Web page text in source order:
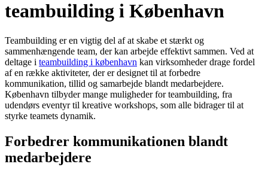
teambuilding i København
Teambuilding er en vigtig del af at skabe et stærkt og
sammenhængende team, der kan arbejde effektivt sammen. Ved at
deltage i teambuilding i københavn kan virksomheder drage fordel
af en række aktiviteter, der er designet til at forbedre
kommunikation, tillid og samarbejde blandt medarbejdere.
København tilbyder mange muligheder for teambuilding, fra
udendørs eventyr til kreative workshops, som alle bidrager til at
styrke teamets dynamik.
Forbedrer kommunikationen blandt
medarbejdere